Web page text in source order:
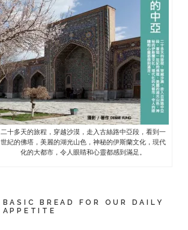
二十多天的旅程，穿越沙漠，走入古絲路中亞段，看到一
世紀的佛塔，美麗的湖光山色，神秘的伊斯蘭文化，現代
化的大都市，令人眼睛和心靈都感到滿足。
BASIC BREAD FOR OUR DAILY
APPETITE